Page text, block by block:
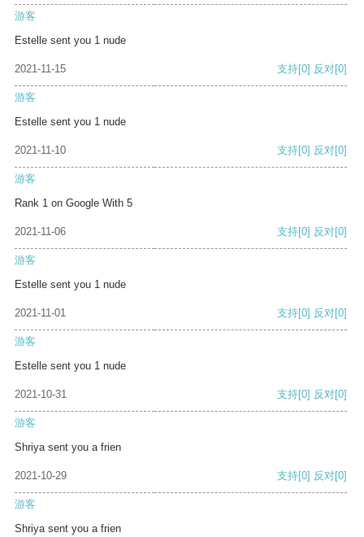
游客
Estelle sent you 1 nude
2021-11-15 支持[0] 反对[0]
游客
Estelle sent you 1 nude
2021-11-10 支持[0] 反对[0]
游客
Rank 1 on Google With 5
2021-11-06 支持[0] 反对[0]
游客
Estelle sent you 1 nude
2021-11-01 支持[0] 反对[0]
游客
Estelle sent you 1 nude
2021-10-31 支持[0] 反对[0]
游客
Shriya sent you a frien
2021-10-29 支持[0] 反对[0]
游客
Shriya sent you a frien